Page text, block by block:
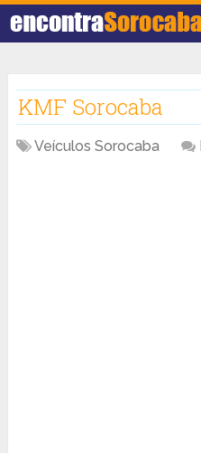
KMF Sorocaba
Veículos Sorocaba